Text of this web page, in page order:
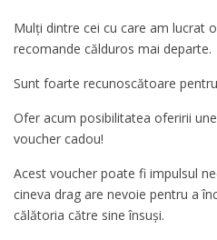
Mulți dintre cei cu care am lucrat
recomande călduros mai departe.
Sunt foarte recunoscătoare
Ofer acum posibilitatea oferirii
voucher cadou!
Acest voucher poate fi impulsul
cineva drag are nevoie pentru a
călătoria către sine însuși.